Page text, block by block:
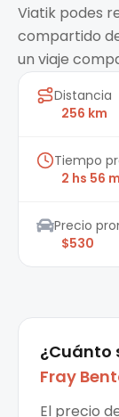
Viatik podes
compartido
un viaje
Distancia
256 km
Tiempo
2 hs 56
Precio
$530
¿Cuánto
Fray
El precio